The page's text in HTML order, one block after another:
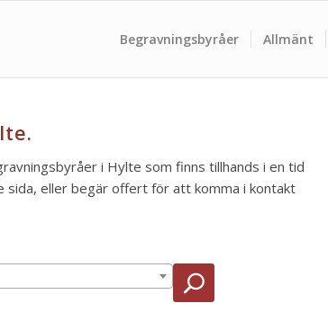
Begravningsbyråer Allmänt
i Hylte som finns tillhands i en tid
sida, eller begär offert för att komma i kontakt